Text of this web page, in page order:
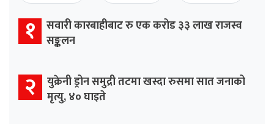
१ सवारी कारबाहीबाट रु एक करोड ३३ लाख राजस्व
सङ्कलन
२ युक्रेनी ड्रोन समुद्री तटमा खस्दा रुसमा सात जनाको
मृत्यु, ४० घाइते